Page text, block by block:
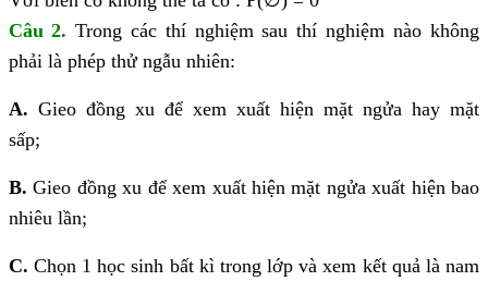
Câu 2. Trong các thí nghiệm sau thí nghiệm nào không
phải là phép thử ngẫu nhiên:
A. Gieo đồng xu để xem xuất hiện mặt ngửa hay mặt
sấp;
B. Gieo đồng xu để xem xuất hiện mặt ngửa xuất hiện bao
nhiêu lần;
C. Chọn 1 học sinh bất kì trong lớp và xem kết quả là nam